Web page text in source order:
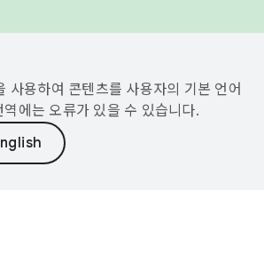
용하여 콘텐츠를 사용자의 기본 언어
에는 오류가 있을 수 있습니다.